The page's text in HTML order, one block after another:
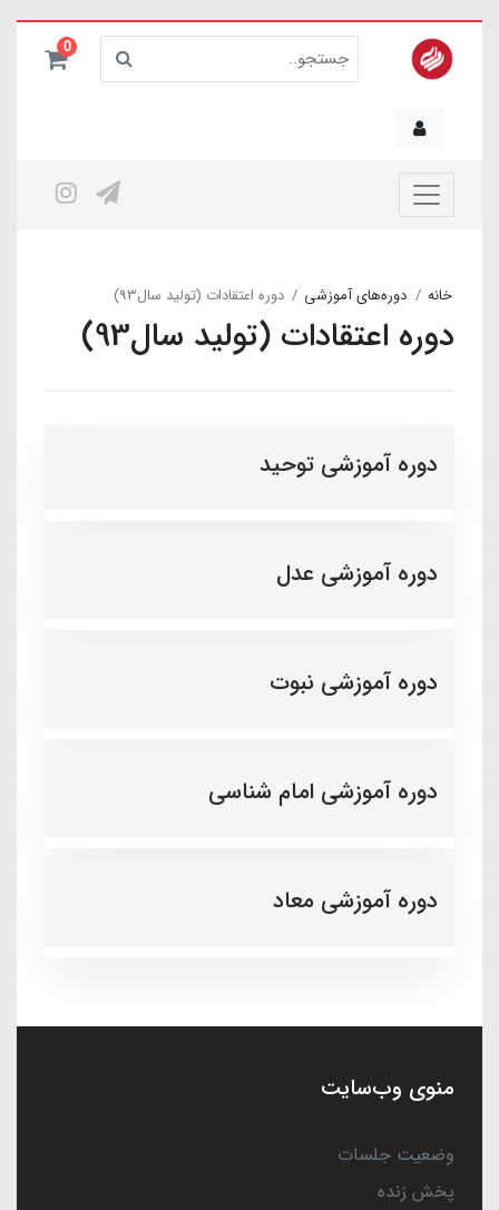
0
خانه دوره‌های آموزشی دوره اعتقادات (تولید سال93)
دوره اعتقادات (تولید سال93)
دوره آموزشی توحید
دوره آموزشی عدل
دوره آموزشی نبوت
دوره آموزشی امام شناسی
دوره آموزشی معاد
منوی وب‌سایت
وضعیت جلسات
پخش زنده